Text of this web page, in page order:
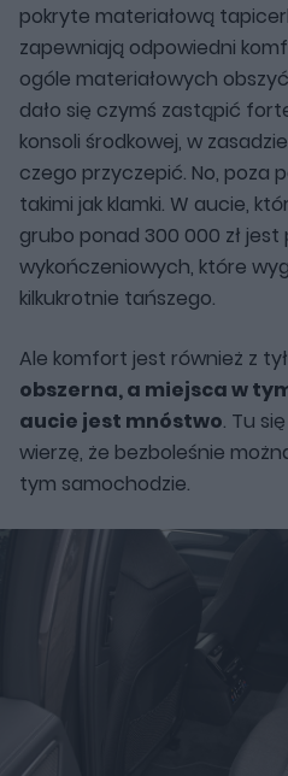
pokryte materiałową
zapewniają odpowiedni
ogóle materiałowych
dało się czymś zastąpić
konsoli środkowej, w
czego przyczepić. No, poza
takimi jak klamki. W aucie,
grubo ponad 300 000 zł
wykończeniowych, które
kilkukrotnie tańszego.
Ale komfort jest również z
obszerna, a miejsca w
aucie jest mnóstwo. Tu
wierzę, że bezboleśnie
tym samochodzie.